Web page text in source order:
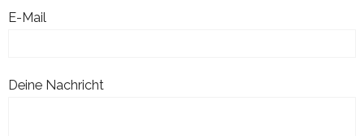
E-Mail
Deine Nachricht